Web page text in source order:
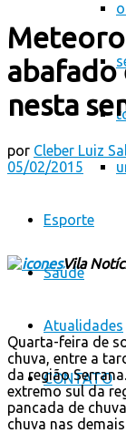
Esporte
Saúde
Atualidades
CONTATO
abafado
nesta
por Cleber Luiz
05/02/2015
Vila
Quarta-feira de
chuva, entre a
da região
extremo sul da
pancada de
chuva nas